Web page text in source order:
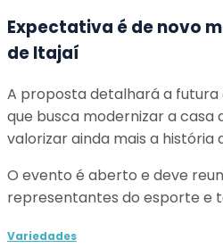
Expectativa é de novo
de Itajaí
A proposta detalhará a
que busca modernizar a casa
valorizar ainda mais a história
O evento é aberto e deve
representantes do esporte e
Variedades